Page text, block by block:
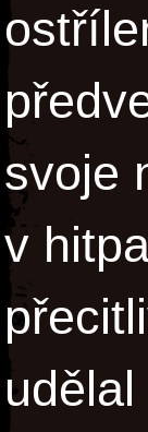
svoje
v